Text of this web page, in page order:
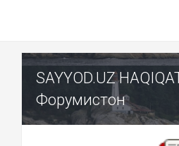
SAYYOD.UZ
Форумистон